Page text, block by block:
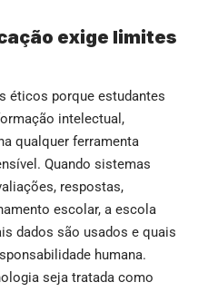
exige limites
éticos porque estudantes
intelectual,
qualquer ferramenta
Quando sistemas
respostas,
escolar, a escola
dados são usados e quais
humana.
seja tratada como